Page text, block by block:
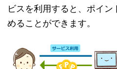
ビスを利用すると、ポイ
めることができます。